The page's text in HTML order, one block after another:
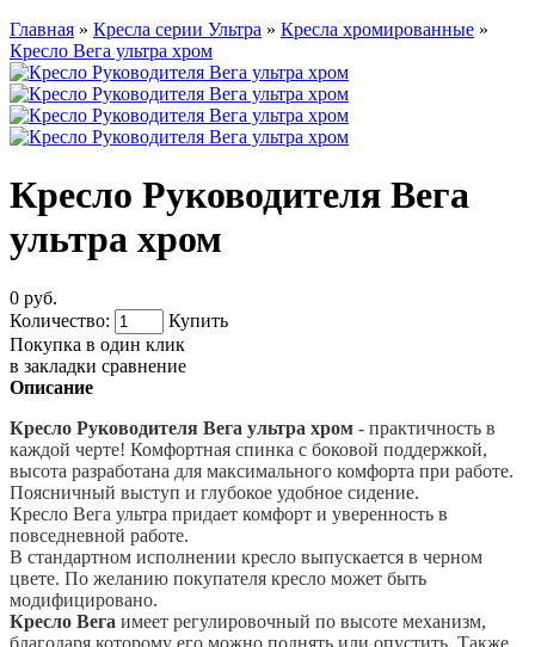
Главная » Кресла серии Ультра » Кресла хромированные »
Кресло Вега ультра хром
Кресло Руководителя Вега
ультра хром
0 руб.
Количество:
Купить
Покупка в один клик
в закладки сравнение
Описание
Кресло Руководителя Вега ультра хром - практичность в
каждой черте! Комфортная спинка с боковой поддержкой,
высота разработана для максимального комфорта при работе.
Поясничный выступ и глубокое удобное сидение.
Кресло Вега ультра придает комфорт и уверенность в
повседневной работе.
В стандартном исполнении кресло выпускается в черном
цвете. По желанию покупателя кресло может быть
модифицировано.
Кресло Вега имеет регулировочный по высоте механизм,
благодаря которому его можно поднять или опустить. Также